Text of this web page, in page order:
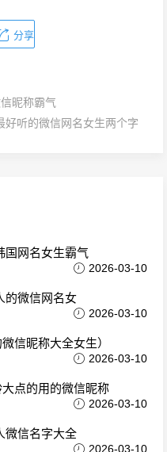
分享
昵称霸气
好听的微信网名女生两个字
国网名女生霸气
2026-03-10
的微信网名女
2026-03-10
信昵称大全女生）
2026-03-10
点的用的微信昵称
2026-03-10
微信名字大全
2026-03-10